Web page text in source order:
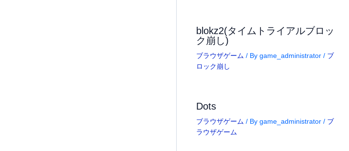
blokz2(タイムトライアルブロッ
ク崩し)
ブラウザゲーム / By game_administrator / ブ
ロック崩し
Dots
ブラウザゲーム / By game_administrator / ブ
ラウザゲーム